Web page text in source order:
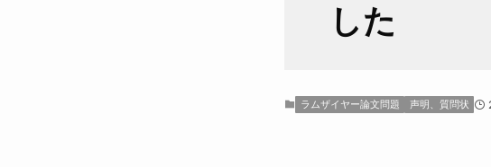
した
ラムザイヤー論文問題 声明、質問状